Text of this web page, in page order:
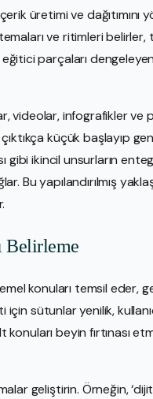
üretimi ve
ve ritimleri belirler,
parçaları
videolar, infografikler ve
küçük başlayıp
gibi ikincil unsurların
Bu yapılandırılmış
Belirleme
konuları temsil eder,
sütunlar yenilik,
beyin fırtınası
geliştirin. Örneğin,